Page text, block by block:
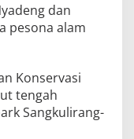
dan
pesona alam
Konservasi
tengah
Sangkulirang-